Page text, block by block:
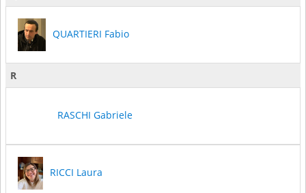
QUARTIERI Fabio
R
RASCHI Gabriele
RICCI Laura